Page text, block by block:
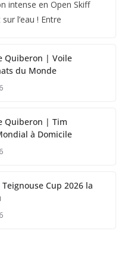
intense en Open Skiff
l’eau ! Entre
Quiberon | Voile
du Monde
Quiberon | Tim
à Domicile
Cup 2026 la